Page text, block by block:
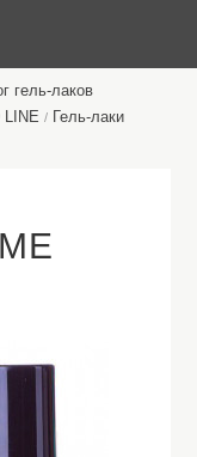
гель-лаков
LINE / Гель-лаки